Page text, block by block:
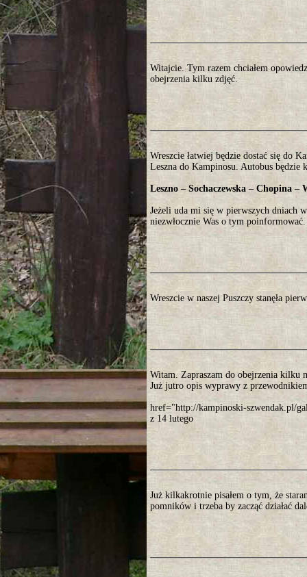
Witajcie. Tym razem chciałem
obejrzenia kilku zdjęć.
Wreszcie łatwiej będzie dostać się do
Leszna do Kampinosu. Autobus będzie
Leszno – Sochaczewska – Chopina
Jeżeli uda mi się w pierwszych dniach
niezwłocznie Was o tym poinformować.
Wreszcie w naszej Puszczy stanęła
Witam. Zapraszam do obejrzenia kilku
Już jutro opis wyprawy z
href="http://kampinoski-szwendak.pl/
z 14 lutego
Już kilkakrotnie pisałem o tym, że
pomników i trzeba by zacząć działać